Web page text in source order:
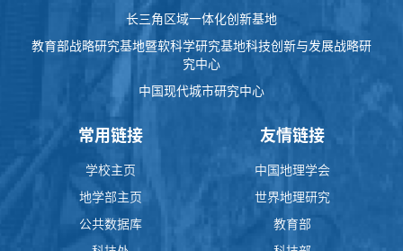
长三角区域一体化创新基地
教育部战略研究基地暨软科学研究基地科技创新与发展战略研
究中心
中国现代城市研究中心
常用链接
学校主页
地学部主页
公共数据库
友情链接
中国地理学会
世界地理研究
教育部